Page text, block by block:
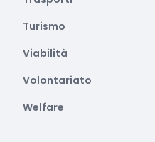
Turismo
Viabilità
Volontariato
Welfare